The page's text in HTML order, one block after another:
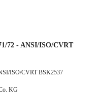
72 - ANSI/ISO/CVRT
ISO/CVRT BSK2537
KG